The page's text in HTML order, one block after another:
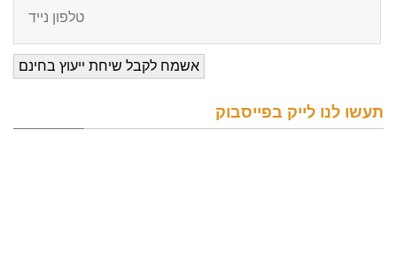
תעשו לנו לייק בפייסבוק